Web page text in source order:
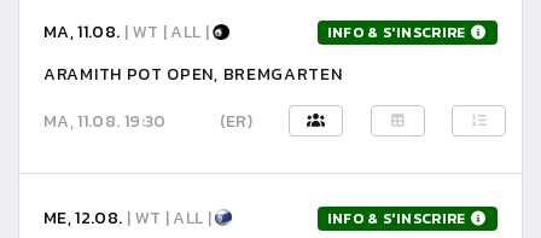
MA, 11.08. | WT | ALL | INFO & S'INSCRIRE
ARAMITH POT OPEN, BREMGARTEN
MA, 11.08. 19:30
(ER)
ME, 12.08. | WT | ALL | INFO & S'INSCRIRE